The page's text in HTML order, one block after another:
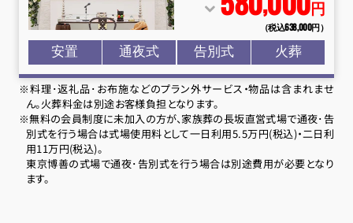
円
（税込638,000円）
安置 通夜式 告別式 火葬
※料理･返礼品･お布施などのプラン外サービス・物品は含まれませ
ん。火葬料金は別途お客様負担となります。
※無料の会員制度に未加入の方が、家族葬の長坂直営式場で通夜･告
別式を行う場合は式場使用料として一日利用5.5万円(税込)・二日利
用11万円(税込)。
東京博善の式場で通夜･告別式を行う場合は別途費用が必要となり
ます。